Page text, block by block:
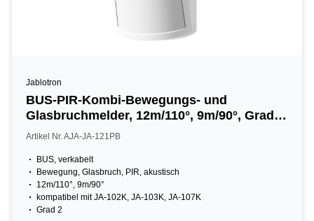
Jablotron
BUS-PIR-Kombi-Bewegungs- und
Glasbruchmelder, 12m/110°, 9m/90°, Grad 2,
weiß
Artikel Nr. AJA-JA-121PB
BUS, verkabelt
Bewegung, Glasbruch, PIR, akustisch
12m/110°, 9m/90°
kompatibel mit JA-102K, JA-103K, JA-107K
Grad 2